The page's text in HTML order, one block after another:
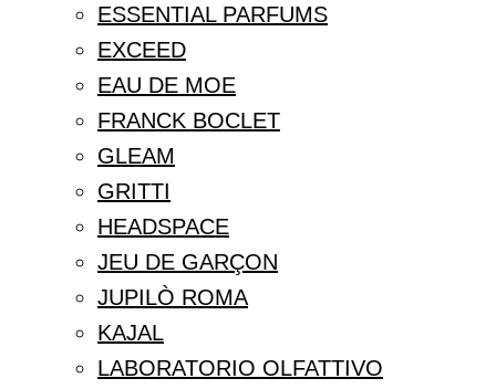
ESSENTIAL PARFUMS
EXCEED
EAU DE MOE
FRANCK BOCLET
GLEAM
GRITTI
HEADSPACE
JEU DE GARÇON
JUPILÒ ROMA
KAJAL
LABORATORIO OLFATTIVO